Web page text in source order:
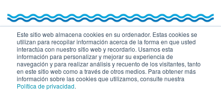
Este sitio web almacena cookies en su ordenador. Estas cookies se
utilizan para recopilar información acerca de la forma en que usted
interactúa con nuestro sitio web y recordarlo. Usamos esta
información para personalizar y mejorar su experiencia de
navegación y para realizar análisis y recuento de los visitantes, tanto
en este sitio web como a través de otros medios. Para obtener más
información sobre las cookies que utilizamos, consulte nuestra
Política de privacidad.
© Turismo y Planificación Costa del Sol S.L.U. Todos los Derechos
Reservados